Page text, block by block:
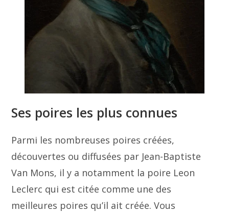
Ses poires les plus connues
Parmi les nombreuses poires créées,
découvertes ou diffusées par Jean-Baptiste
Van Mons, il y a notamment la poire Leon
Leclerc qui est citée comme une des
meilleures poires qu’il ait créée. Vous